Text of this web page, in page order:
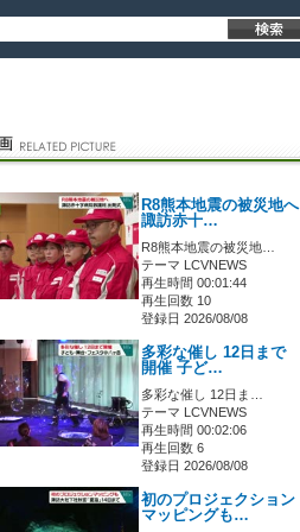
R8熊本地震の被災地へ
諏訪赤十…
R8熊本地震の被災地…
テーマ LCVNEWS
再生時間 00:01:44
再生回数 10
登録日 2026/08/08
多彩な催し 12日まで
開催 子ど…
多彩な催し 12日ま…
テーマ LCVNEWS
再生時間 00:02:06
再生回数 6
登録日 2026/08/08
初のプロジェクション
マッピングも…